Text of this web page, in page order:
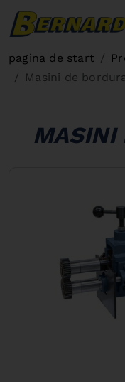
pagina de start
Masini de
MASINI